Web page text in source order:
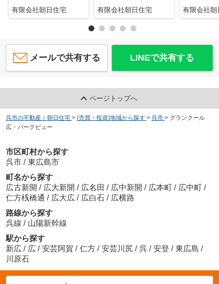
有限会社朝日住宅 有限会社朝日住宅 有限会社
メールで共有する LINEで共有する
ページトップへ
呉市の不動産｜朝日住宅 > (売買・投資)地域から探す > 呉市 > グランクール
広・パークビュー
市区町村から探す
呉市 / 東広島市
町名から探す
広古新開 / 広大新開 / 広名田 / 広中新開 / 広本町 / 広中町 /
仁方桟橋通 / 広大広 / 広白石 / 広横路
路線から探す
呉線 / 山陽新幹線
駅から探す
新広 / 広 / 安芸阿賀 / 仁方 / 安芸川尻 / 呉 / 安登 / 東広島 /
川原石